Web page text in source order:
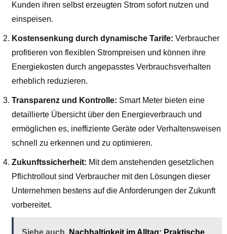
Kunden ihren selbst erzeugten Strom sofort nutzen und
einspeisen.
Kostensenkung durch dynamische Tarife: Verbraucher
profitieren von flexiblen Strompreisen und können ihre
Energiekosten durch angepasstes Verbrauchsverhalten
erheblich reduzieren.
Transparenz und Kontrolle: Smart Meter bieten eine
detaillierte Übersicht über den Energieverbrauch und
ermöglichen es, ineffiziente Geräte oder Verhaltensweisen
schnell zu erkennen und zu optimieren.
Zukunftssicherheit: Mit dem anstehenden gesetzlichen
Pflichtrollout sind Verbraucher mit den Lösungen dieser
Unternehmen bestens auf die Anforderungen der Zukunft
vorbereitet.
Siehe auch Nachhaltigkeit im Alltag: Praktische